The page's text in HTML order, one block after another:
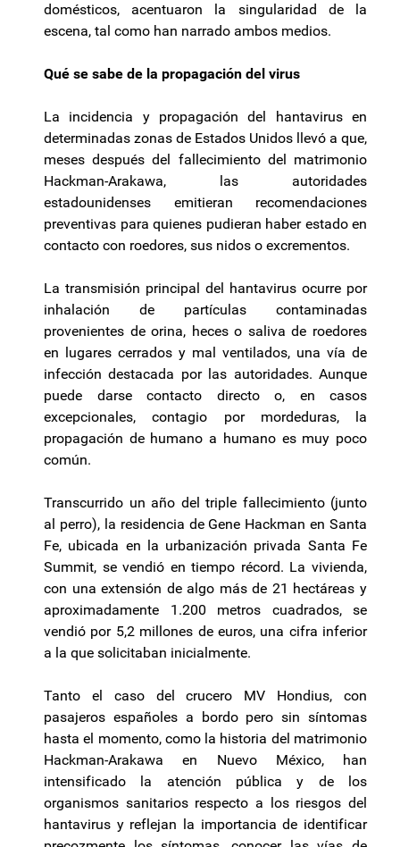
domésticos, acentuaron la singularidad de la
escena, tal como han narrado ambos medios.
Qué se sabe de la propagación del virus
La incidencia y propagación del hantavirus en
determinadas zonas de Estados Unidos llevó a que,
meses después del fallecimiento del matrimonio
Hackman-Arakawa, las autoridades
estadounidenses emitieran recomendaciones
preventivas para quienes pudieran haber estado en
contacto con roedores, sus nidos o excrementos.
La transmisión principal del hantavirus ocurre por
inhalación de partículas contaminadas
provenientes de orina, heces o saliva de roedores
en lugares cerrados y mal ventilados, una vía de
infección destacada por las autoridades. Aunque
puede darse contacto directo o, en casos
excepcionales, contagio por mordeduras, la
propagación de humano a humano es muy poco
común.
Transcurrido un año del triple fallecimiento (junto
al perro), la residencia de Gene Hackman en Santa
Fe, ubicada en la urbanización privada Santa Fe
Summit, se vendió en tiempo récord. La vivienda,
con una extensión de algo más de 21 hectáreas y
aproximadamente 1.200 metros cuadrados, se
vendió por 5,2 millones de euros, una cifra inferior
a la que solicitaban inicialmente.
Tanto el caso del crucero MV Hondius, con
pasajeros españoles a bordo pero sin síntomas
hasta el momento, como la historia del matrimonio
Hackman-Arakawa en Nuevo México, han
intensificado la atención pública y de los
organismos sanitarios respecto a los riesgos del
hantavirus y reflejan la importancia de identificar